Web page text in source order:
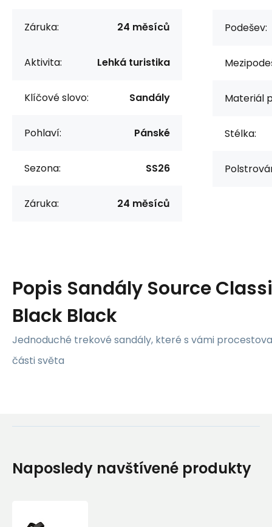
Záruka: 24 měsíců
Aktivita: Lehká turistika
Klíčové slovo: Sandály
Pohlaví: Pánské
Sezona: SS26
Záruka: 24 měsíců
Podešev:
Materiál
Stélka:
Popis Sandály Source
Black Black
Jednoduché trekové sandály, které s vámi
části světa
Naposledy navštívené produkty